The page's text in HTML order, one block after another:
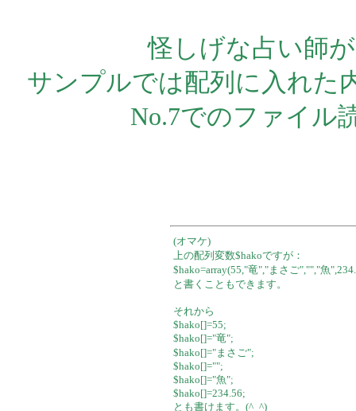
怪しげな占い師
サンプルでは配列に入れた
No.7でのファイル
(オマケ)
上の配列変数$hakoですが：
$hako=array(55,"竜","まさご","","魚
と書くこともできます。
それから
$hako[]=55;
$hako[]="竜";
$hako[]="まさご";
$hako[]="";
$hako[]="魚";
$hako[]=234.56;
とも書けます。(^_^)